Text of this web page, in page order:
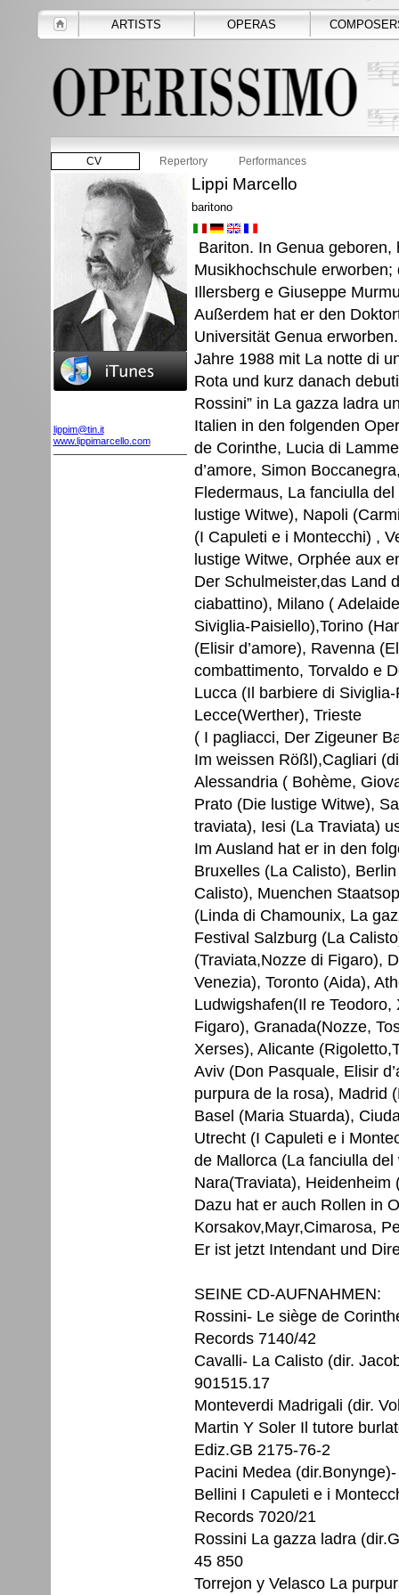
ARTISTS OPERAS
CV Repertory Performances
lippim@tin.it
www.lippimarcello.com
Lippi Marcello
baritono
Bariton. In Genua
Musikhochschule
Illersberg e Giuseppe
Außerdem hat er den
Universität Genua
Jahre 1988 mit La notte di
Rota und kurz danach
Rossini” in La gazza ladra
Italien in den folgenden
de Corinthe, Lucia di
d’amore, Simon
Fledermaus, La fanciulla
lustige Witwe), Napoli
(I Capuleti e i Montecchi) ,
lustige Witwe, Orphée aux
Der Schulmeister,das Land
ciabattino), Milano (
Siviglia-Paisiello),Torino
(Elisir d’amore), Ravenna
combattimento, Torvaldo e
Lucca (Il barbiere di
Lecce(Werther), Trieste
( I pagliacci, Der Zigeuner
Im weissen Rößl),Cagliari
Alessandria ( Bohème,
Prato (Die lustige Witwe),
traviata), Iesi (La Traviata)
Im Ausland hat er in den
Bruxelles (La Calisto),
Calisto), Muenchen
(Linda di Chamounix, La
Festival Salzburg (La
(Traviata,Nozze di Figaro),
Venezia), Toronto (Aida),
Ludwigshafen(Il re
Figaro), Granada(Nozze,
Xerses), Alicante
Aviv (Don Pasquale, Elisir
purpura de la rosa), Madrid
Basel (Maria Stuarda),
Utrecht (I Capuleti e i
de Mallorca (La fanciulla
Nara(Traviata), Heidenheim
Dazu hat er auch Rollen in
Korsakov,Mayr,Cimarosa,
Er ist jetzt Intendant und
SEINE CD-AUFNAHMEN:
Rossini- Le siège de
Records 7140/42
Cavalli- La Calisto (dir.
901515.17
Monteverdi Madrigali (dir.
Martin Y Soler Il tutore
Ediz.GB 2175-76-2
Pacini Medea
Bellini I Capuleti e i
Records 7020/21
Rossini La gazza ladra
45 850
Torrejon y Velasco La